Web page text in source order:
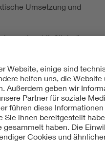
Umsetzung und
wir schließlich die
Systems in ein
von
leistungsstarken,
Zukunft. Im zellularen
Informationsfluss wieder mit
verbunden wird und
Ressourcen